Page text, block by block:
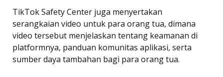
TikTok Safety Center juga menyertakan
serangkaian video untuk para orang tua, dimana
video tersebut menjelaskan tentang keamanan di
platformnya, panduan komunitas aplikasi, serta
sumber daya tambahan bagi para orang tua.